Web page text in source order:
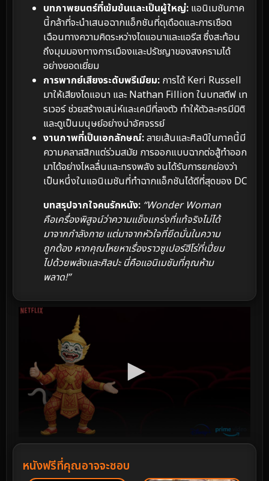
บทภาพยนตร์ที่เข้มข้นและเป็นผู้ใหญ่: แอนิเมชันภาค
นี้กล้าที่จะนำเสนอฉากแอ็กชันที่ดุเดือดและการเชือด
เฉือนทางความคิดระหว่างไดแอนาและแอรีส ซึ่งสะท้อน
ถึงมุมมองทางการเมืองและปรัชญาของสงครามได้
อย่างยอดเยี่ยม
การพากย์เสียงระดับพรีเมียม: การได้ Keri Russell
มาให้เสียงไดแอนา และ Nathan Fillion ในบทสตีฟ เท
รเวอร์ ช่วยสร้างเสน่ห์และเคมีที่ลงตัว ทำให้ตัวละครมีมิติ
และดูเป็นมนุษย์อย่างน่าอัศจรรย์
งานภาพที่เป็นเอกลักษณ์:ลายเส้นและศิลป์ในภาคนี้มี
ความคลาสสิกแต่ร่วมสมัย การออกแบบฉากต่อสู้ทำออก
มาได้อย่างไหลลื่นและทรงพลัง จนได้รับการยกย่องว่า
เป็นหนึ่งในแอนิเมชันที่ทำฉากแอ็กชันได้ดีที่สุดของ DC
บทสรุปจากใจคนรักหนัง: “Wonder Woman
คือเครื่องพิสูจน์ว่าความแข็งแกร่งที่แท้จริงไม่ได้
มาจากกำลังกาย แต่มาจากหัวใจที่ยึดมั่นในความ
ถูกต้อง หากคุณโหยหาเรื่องราวซูเปอร์ฮีโร่ที่เปี่ยม
ไปด้วยพลังและศิลปะ นี่คือแอนิเมชันที่คุณห้าม
พลาด!”
หนังฟรีที่คุณอาจจะชอบ